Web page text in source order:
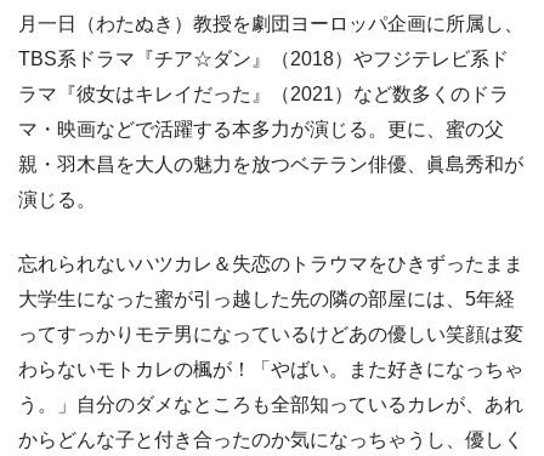
月一日（わたぬき）教授を劇団ヨーロッパ企画に所属し、
TBS系ドラマ『チア☆ダン』（2018）やフジテレビ系ド
ラマ『彼女はキレイだった』（2021）など数多くのドラ
マ・映画などで活躍する本多力が演じる。更に、蜜の父
親・羽木昌を大人の魅力を放つベテラン俳優、眞島秀和が
演じる。
忘れられないハツカレ＆失恋のトラウマをひきずったまま
大学生になった蜜が引っ越した先の隣の部屋には、5年経
ってすっかりモテ男になっているけどあの優しい笑顔は変
わらないモトカレの楓が！「やばい。また好きになっちゃ
う。」自分のダメなところも全部知っているカレが、あれ
からどんな子と付き合ったのか気になっちゃうし、優しく